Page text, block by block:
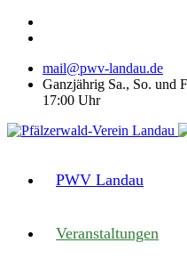
mail@pwv-landau.de
Ganzjährig Sa., So. und
17:00 Uhr
PWV Landau
Veranstaltungen